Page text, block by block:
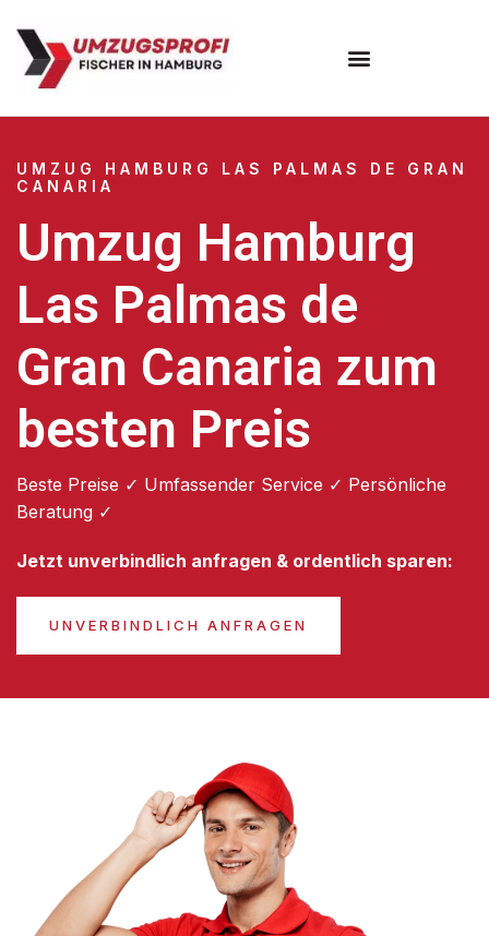
UMZUG HAMBURG LAS PALMAS DE GRAN
CANARIA
Umzug Hamburg
Las Palmas de
Gran Canaria zum
besten Preis
Beste Preise ✓ Umfassender Service ✓ Persönliche
Beratung ✓
Jetzt unverbindlich anfragen & ordentlich sparen:
UNVERBINDLICH ANFRAGEN